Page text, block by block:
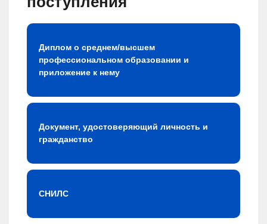
Диплом о среднем/высшем
профессиональном образовании и
приложение к нему
Документ, удостоверяющий личность и
гражданство
СНИЛС